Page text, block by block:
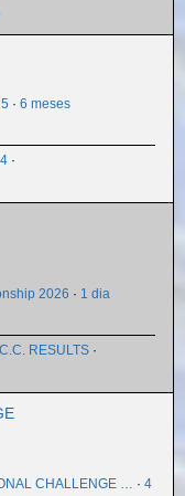
· 6 meses
·
2026 · 1 dia
C.C. RESULTS ·
CHALLENGE … · 4